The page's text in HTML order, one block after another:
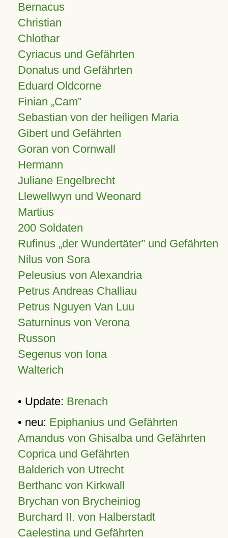
Bernacus
Christian
Chlothar
Cyriacus und Gefährten
Donatus und Gefährten
Eduard Oldcorne
Finian Cam
Sebastian von der heiligen Maria
Gibert und Gefährten
Goran von Cornwall
Hermann
Juliane Engelbrecht
Llewellwyn und Weonard
Martius
200 Soldaten
Rufinus „der Wundertäter” und Gefährten
Nilus von Sora
Peleusius von Alexandria
Petrus Andreas Challiau
Petrus Nguyen Van Luu
Saturninus von Verona
Russon
Segenus von Iona
Walterich
• Update: Brenach
• neu: Epiphanius und Gefährten
Amandus von Ghisalba und Gefährten
Coprica und Gefährten
Balderich von Utrecht
Berthanc von Kirkwall
Brychan von Brycheiniog
Burchard II. von Halberstadt
Caelestina und Gefährten